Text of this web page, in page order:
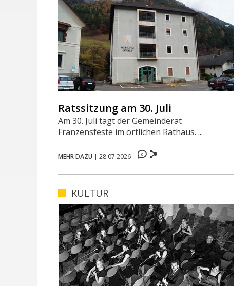
Ratssitzung am 30. Juli
Am 30. Juli tagt der Gemeinderat
Franzensfeste im örtlichen Rathaus. ...
MEHR DAZU |28.07.2026 0
KULTUR